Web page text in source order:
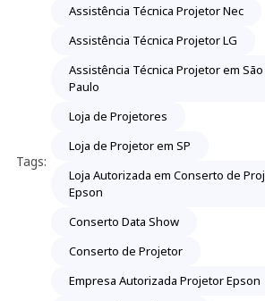
Tags:
Assistência Técnica Projetor Nec
Assistência Técnica Projetor LG
Assistência Técnica Projetor em São
Paulo
Loja de Projetores
Loja de Projetor em SP
Loja Autorizada em Conserto de
Epson
Conserto Data Show
Conserto de Projetor
Empresa Autorizada Projetor Epson